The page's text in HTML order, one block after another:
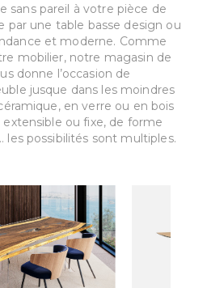
sans pareil à votre pièce de
par une table basse design ou
et moderne. Comme
mobilier, notre magasin de
donne l’occasion de
jusque dans les moindres
en verre ou en bois
ou fixe, de forme
les possibilités sont multiples.